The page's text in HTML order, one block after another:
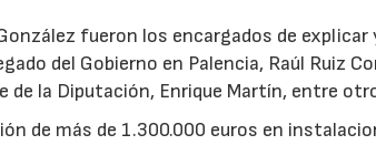
fueron los encargados de explicar
del Gobierno en Palencia, Raúl Ruiz
de la Diputación, Enrique Martín, entre
de más de 1.300.000 euros en